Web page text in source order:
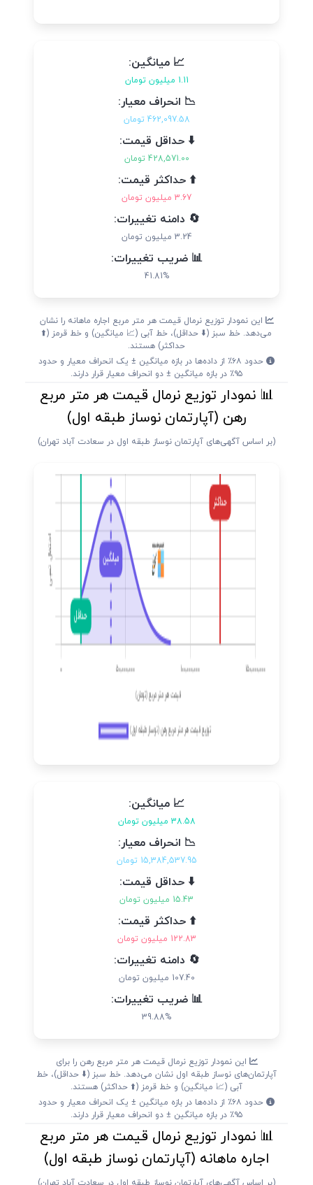
📈 میانگین:
1.11 میلیون تومان
📉 انحراف معیار:
462,097.58 تومان
⬇️ حداقل قیمت:
428,571.00 تومان
⬆️ حداکثر قیمت:
3.67 میلیون تومان
🔄 دامنه تغییرات:
3.24 میلیون تومان
📊 ضریب تغییرات:
41.81%
این نمودار توزیع نرمال قیمت هر متر مربع اجاره ماهانه را نشان
می‌دهد. خط سبز (⬇️ حداقل)، خط آبی (📈 میانگین) و خط قرمز (⬆️
حداکثر) هستند.
حدود ۶۸٪ از داده‌ها در بازه میانگین ± یک انحراف معیار و حدود
۹۵٪ در بازه میانگین ± دو انحراف معیار قرار دارند.
📊 نمودار توزیع نرمال قیمت هر متر مربع
رهن (آپارتمان نوساز طبقه اول)
(بر اساس آگهی‌های آپارتمان نوساز طبقه اول در سعادت آباد تهران)
📈 میانگین:
38.58 میلیون تومان
📉 انحراف معیار:
15,384,537.95 تومان
⬇️ حداقل قیمت:
15.43 میلیون تومان
⬆️ حداکثر قیمت:
122.83 میلیون تومان
🔄 دامنه تغییرات:
107.40 میلیون تومان
📊 ضریب تغییرات:
39.88%
این نمودار توزیع نرمال قیمت هر متر مربع رهن را برای
آپارتمان‌های نوساز طبقه اول نشان می‌دهد. خط سبز (⬇️ حداقل)، خط
آبی (📈 میانگین) و خط قرمز (⬆️ حداکثر) هستند.
حدود ۶۸٪ از داده‌ها در بازه میانگین ± یک انحراف معیار و حدود
۹۵٪ در بازه میانگین ± دو انحراف معیار قرار دارند.
📊 نمودار توزیع نرمال قیمت هر متر مربع
اجاره ماهانه (آپارتمان نوساز طبقه اول)